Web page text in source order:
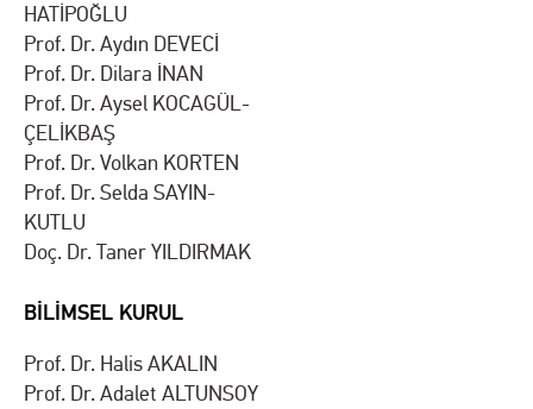
HATİPOĞLU
Prof. Dr. Aydın DEVECİ
Prof. Dr. Dilara İNAN
Prof. Dr. Aysel KOCAGÜL-
ÇELİKBAŞ
Prof. Dr. Volkan KORTEN
Prof. Dr. Selda SAYIN-
KUTLU
Doç. Dr. Taner YILDIRMAK
BİLİMSEL KURUL
Prof. Dr. Halis AKALIN
Prof. Dr. Adalet ALTUNSOY